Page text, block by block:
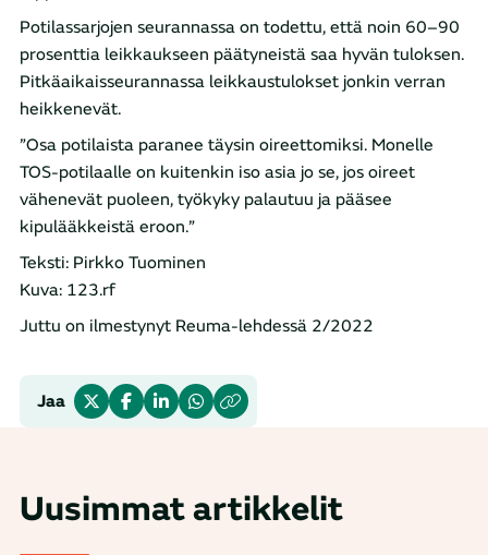
Potilassarjojen seurannassa on todettu, että noin 60–90
prosenttia leikkaukseen päätyneistä saa hyvän tuloksen.
Pitkäaikaisseurannassa leikkaustulokset jonkin verran
heikkenevät.
”Osa potilaista paranee täysin oireettomiksi. Monelle
TOS-potilaalle on kuitenkin iso asia jo se, jos oireet
vähenevät puoleen, työkyky palautuu ja pääsee
kipulääkkeistä eroon.”
Teksti: Pirkko Tuominen
Kuva: 123.rf
Juttu on ilmestynyt Reuma-lehdessä 2/2022
Jaa
Uusimmat artikkelit